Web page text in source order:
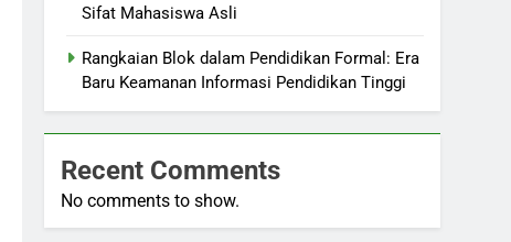
Sifat Mahasiswa Asli
Rangkaian Blok dalam Pendidikan Formal: Era
Baru Keamanan Informasi Pendidikan Tinggi
Recent Comments
No comments to show.